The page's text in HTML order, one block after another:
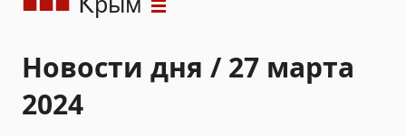
Новости дня / 27 марта
2024